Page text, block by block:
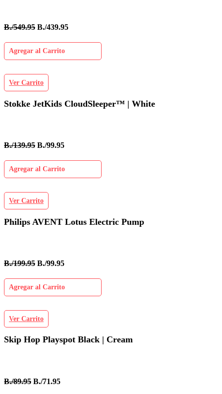
B./549.95 B./439.95
Agregar al Carrito
Ver Carrito
Stokke JetKids CloudSleeper™ | White
B./139.95 B./99.95
Agregar al Carrito
Ver Carrito
Philips AVENT Lotus Electric Pump
B./199.95 B./99.95
Agregar al Carrito
Ver Carrito
Skip Hop Playspot Black | Cream
B./89.95 B./71.95